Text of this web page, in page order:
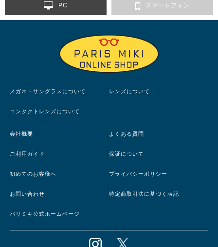
PC スマートフォン
メガネ・サングラスについて レンズについて
コンタクトレンズについて
会社概要 よくある質問
ご利用ガイド 保証について
初めてのお客様へ プライバシーポリシー
お問い合わせ 特定商取引法に基づく表記
パリミキ公式ホームページ